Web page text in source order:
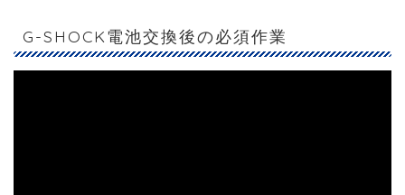
G-SHOCK電池交換後の必須作業